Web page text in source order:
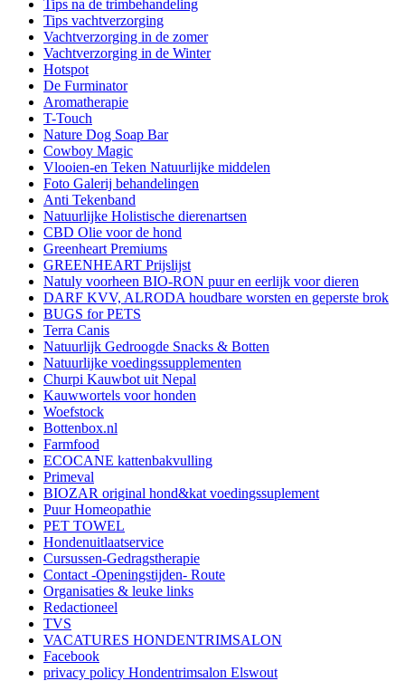
Tips na de trimbehandeling
Tips vachtverzorging
Vachtverzorging in de zomer
Vachtverzorging in de Winter
Hotspot
De Furminator
Aromatherapie
T-Touch
Nature Dog Soap Bar
Cowboy Magic
Vlooien-en Teken Natuurlijke middelen
Foto Galerij behandelingen
Anti Tekenband
Natuurlijke Holistische dierenartsen
CBD Olie voor de hond
Greenheart Premiums
GREENHEART Prijslijst
Natuly voorheen BIO-RON puur en eerlijk voor dieren
DARF KVV, ALRODA houdbare worsten en geperste brok
BUGS for PETS
Terra Canis
Natuurlijk Gedroogde Snacks & Botten
Natuurlijke voedingssupplementen
Churpi Kauwbot uit Nepal
Kauwwortels voor honden
Woefstock
Bottenbox.nl
Farmfood
ECOCANE kattenbakvulling
Primeval
BIOZAR original hond&kat voedingssuplement
Puur Homeopathie
PET TOWEL
Hondenuitlaatservice
Cursussen-Gedragstherapie
Contact -Openingstijden- Route
Organisaties & leuke links
Redactioneel
TVS
VACATURES HONDENTRIMSALON
Facebook
privacy policy Hondentrimsalon Elswout